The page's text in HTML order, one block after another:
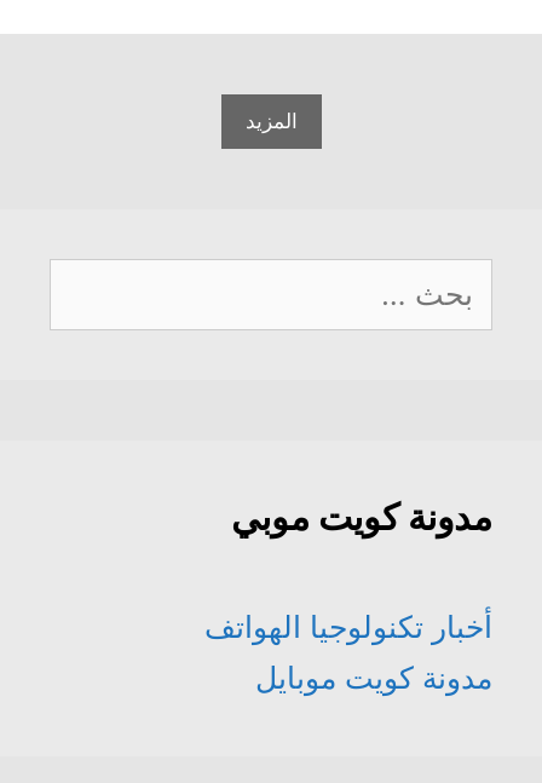
المزيد
عن:
مدونة كويت موبي
أخبار تكنولوجيا الهواتف
مدونة كويت موبايل